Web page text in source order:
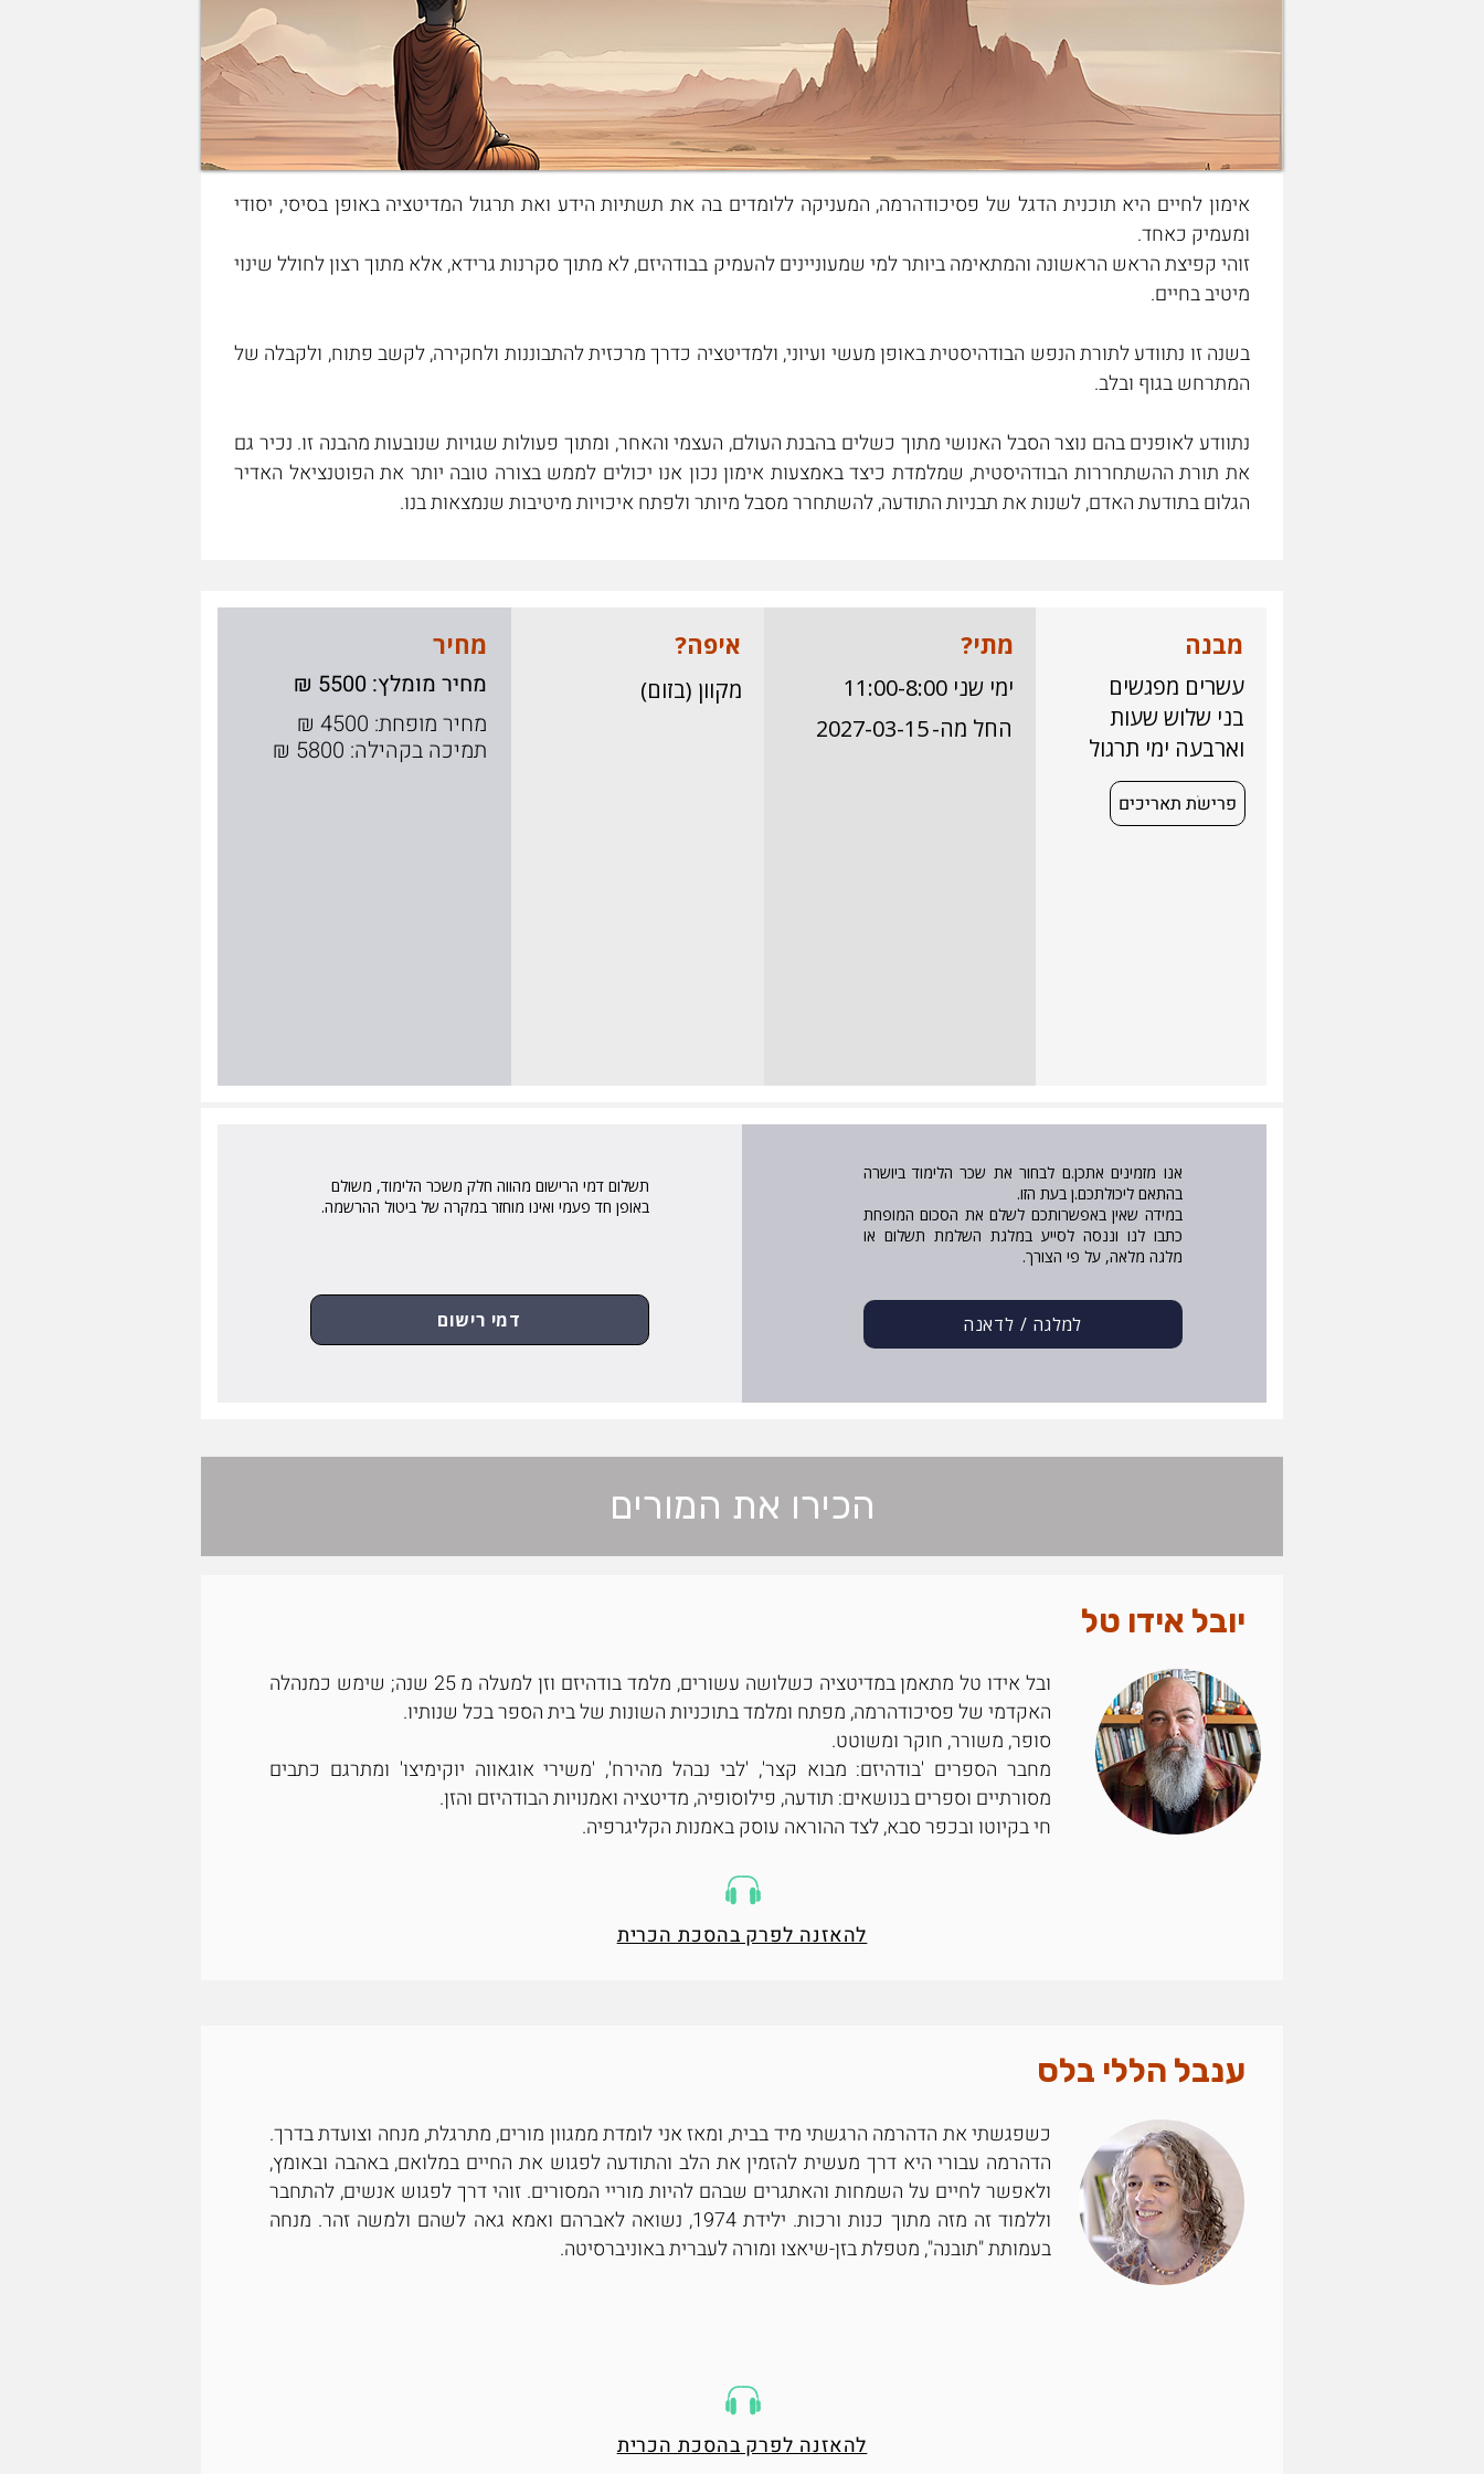
ומעמיק כאחד.
מיטיב בחיים.
המתרחש בגוף ובלב.
הגלום בתודעת האדם, לשנות את תבניות התודעה, להשתחרר מסבל מיותר ולפתח איכויות מיטיבות שנמצאות בנו.
מחיר
מחיר מומלץ: 5500 ₪
מחיר מופחת: 4500 ₪
תמיכה בקהילה: 5800 ₪
איפה?
מקוון (בזום)
מתי?
ימי שני 11:00-8:00
2027-03-15החל מה-
מבנה
עשרים מפגשים
בני שלוש שעות
וארבעה ימי תרגול
פרישׂת תאריכים
תשלום דמי הרישום מהווה חלק משכר הלימוד, משולם
באופן חד פעמי ואינו מוחזר במקרה של ביטול ההרשמה. ​
דמי רישום
אנו מזמינים אתכן.ם לבחור את שכר הלימוד ביושרה
בהתאם ליכולתכם.ן בעת הזו.
במידה שאין באפשרותכם לשלם את הסכום המופחת
כתבו לנו וננסה לסייע במלגת השלמת תשלום או
מלגה מלאה, על פי הצורך.​
למלגה / לדאנה
הכירו את המורים
יובל אידו טל
ובל אידו טל מתאמן במדיטציה כשלושה עשורים, מלמד בודהיזם וזן למעלה מ 25 שנה; שימש כמנהלה
האקדמי של פסיכודהרמה, מפתח ומלמד בתוכניות השונות של בית הספר בכל שנותיו.
סופר, משורר, חוקר ומשוטט.
מחבר הספרים 'בודהיזם: מבוא קצר', 'לבי נבהל מהירח', 'משירי אוגאווה יוקימיצו' ומתרגם כתבים
מסורתיים וספרים בנושאים: תודעה, פילוסופיה, מדיטציה ואמנויות הבודהיזם והזן.
חי בקיוטו ובכפר סבא, לצד ההוראה עוסק באמנות הקליגרפיה.
להאזנה לפרק בהסכת הכרית
ענבל הללי בלס
כשפגשתי את הדהרמה הרגשתי מיד בבית, ומאז אני לומדת ממגוון מורים, מתרגלת, מנחה וצועדת בדרך.
הדהרמה עבורי היא דרך מעשית להזמין את הלב והתודעה לפגוש את החיים במלואם, באהבה ובאומץ,
ולאפשר לחיים על השמחות והאתגרים שבהם להיות מוריי המסורים. זוהי דרך לפגוש אנשים, להתחבר
וללמוד זה מזה מתוך כנות ורכות. ילידת 1974, נשואה לאברהם ואמא גאה לשהם ולמשה זהר. מנחה
בעמותת "תובנה", מטפלת בזן-שיאצו ומורה לעברית באוניברסיטה.
להאזנה לפרק בהסכת הכרית